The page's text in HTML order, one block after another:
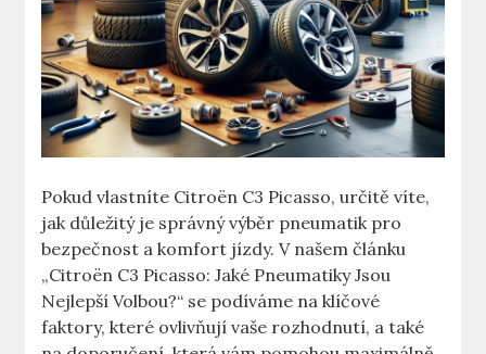
Pokud vlastníte Citroën C3 Picasso, určitě víte,
jak důležitý je správný výběr pneumatik pro
bezpečnost a komfort jízdy. V našem článku
„Citroën C3 Picasso: Jaké Pneumatiky Jsou
Nejlepší Volbou?“ se podíváme na klíčové
faktory, které ovlivňují vaše rozhodnutí, a také